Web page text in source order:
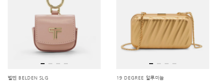
벨덴 BELDEN SLG 19 DEGREE 알루미늄